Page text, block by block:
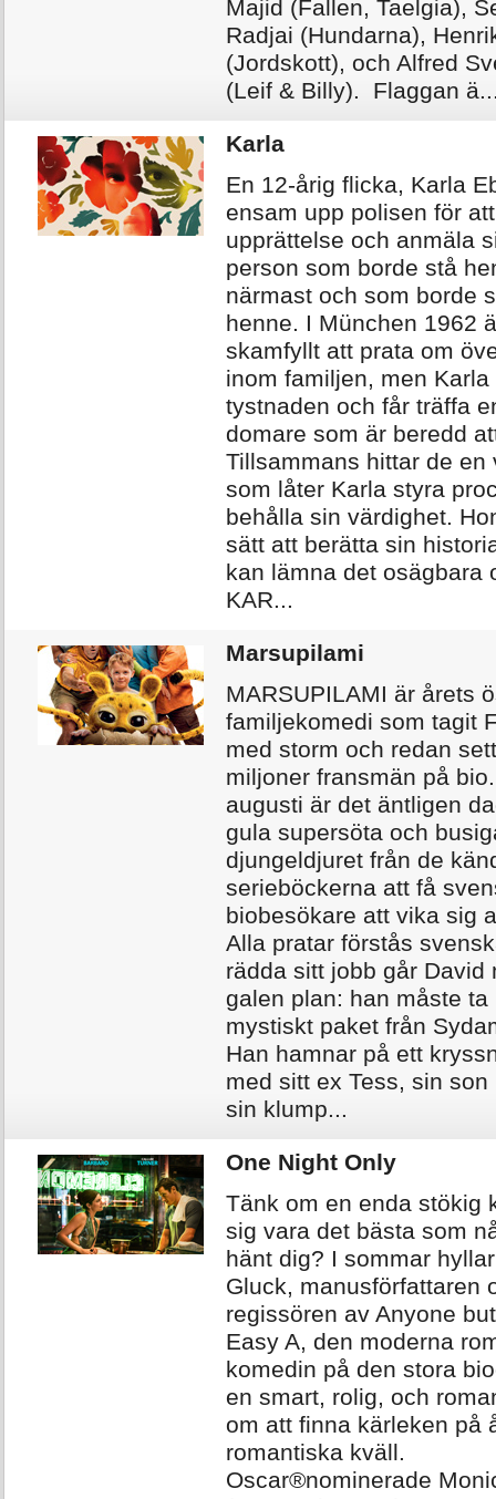
Majid (Fallen, Taelgia),
Radjai (Hundarna),
(Jordskott), och Alfred
(Leif & Billy). Flaggan
Karla
En 12-årig flicka, Karla
ensam upp polisen för
upprättelse och anmäla
person som borde stå
närmast och som borde
henne. I München 1962
skamfyllt att prata om
inom familjen, men Karla
tystnaden och får träffa
domare som är beredd
Tillsammans hittar de en
som låter Karla styra
behålla sin värdighet.
sätt att berätta sin
kan lämna det osägbara
KAR...
Marsupilami
MARSUPILAMI är årets
familjekomedi som tagit
med storm och redan
miljoner fransmän på
augusti är det äntligen
gula supersöta och
djungeldjuret från de
serieböckerna att få
biobesökare att vika sig
Alla pratar förstås
rädda sitt jobb går David
galen plan: han måste
mystiskt paket från
Han hamnar på ett
med sitt ex Tess, sin son
sin klump...
One Night Only
Tänk om en enda stökig
sig vara det bästa som
hänt dig? I sommar
Gluck, manusförfattaren
regissören av Anyone
Easy A, den moderna
komedin på den stora
en smart, rolig, och
om att finna kärleken på
romantiska kväll.
Oscar®nominerade